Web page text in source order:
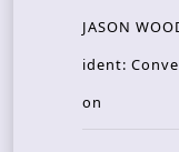
JASON
ident:
on